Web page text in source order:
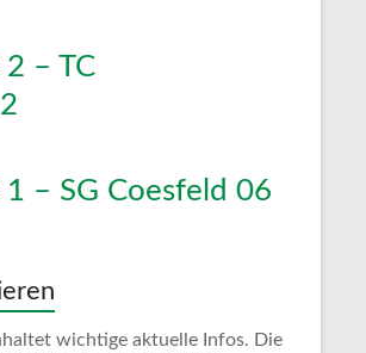
– TC
– SG Coesfeld 06
wichtige aktuelle Infos. Die